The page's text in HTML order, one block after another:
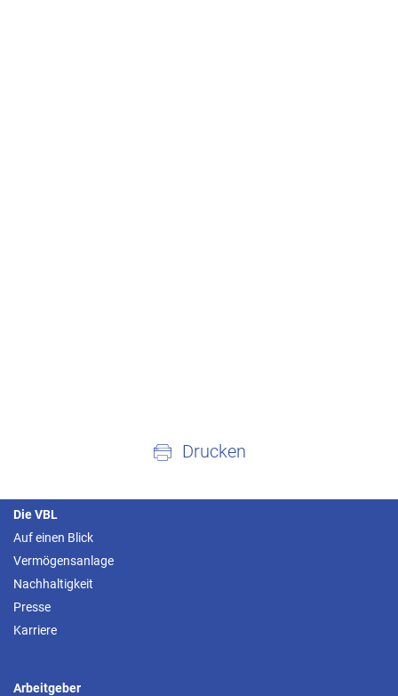
Drucken
Die VBL
Auf einen Blick
Vermögensanlage
Nachhaltigkeit
Presse
Karriere
Arbeitgeber